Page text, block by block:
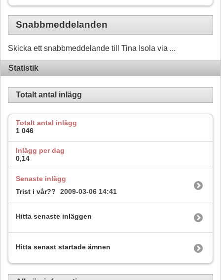
Snabbmeddelanden
Skicka ett snabbmeddelande till Tina Isola via ...
Statistik
Totalt antal inlägg
Totalt antal inlägg
1 046
Inlägg per dag
0,14
Senaste inlägg
Trist i vår??
2009-03-06 14:41
Hitta senaste inläggen
Hitta senast startade ämnen